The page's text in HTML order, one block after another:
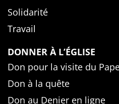
Solidarité
Travail
DONNER À L’ÉGLISE
Don pour la visite du
Don à la quête
Don au Denier en ligne